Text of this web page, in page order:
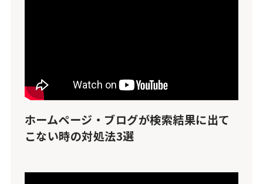
ホームページ・ブログが検索結果に出て
こない時の対処法3選